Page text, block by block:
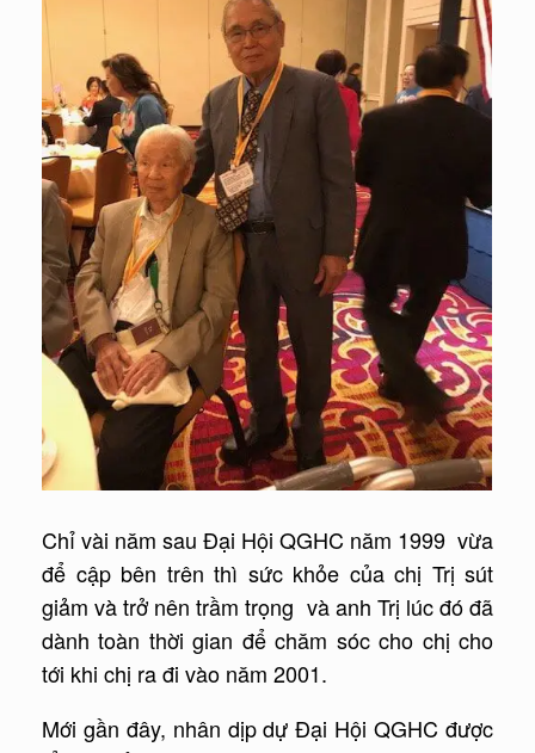
Chỉ vài năm sau Đại Hội QGHC năm 1999 vừa
để cập bên trên thì sức khỏe của chị Trị sút
giảm và trở nên trầm trọng và anh Trị lúc đó đã
dành toàn thời gian để chăm sóc cho chị cho
tới khi chị ra đi vào năm 2001.
Mới gần đây, nhân dịp dự Đại Hội QGHC được